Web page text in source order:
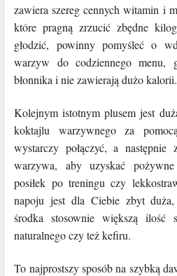
zawiera szereg cennych witamin i
które pragną zrzucić zbędne
głodzić, powinny pomyśleć o
warzyw do codziennego menu,
błonnika i nie zawierają dużo kalorii.
Kolejnym istotnym plusem jest
koktajlu warzywnego za
wystarczy połączyć, a następnie
warzywa, aby uzyskać
posiłek po treningu czy
napoju jest dla Ciebie zbyt
środka stosownie większą ilość
naturalnego czy też kefiru.
To najprostszy sposób na szybką